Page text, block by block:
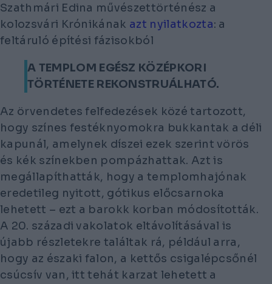
Szathmári Edina művészettörténész a
kolozsvári Krónikának azt nyilatkozta: a
feltáruló építési fázisokból
A TEMPLOM EGÉSZ KÖZÉPKORI
TÖRTÉNETE REKONSTRUÁLHATÓ.
Az örvendetes felfedezések közé tartozott,
hogy színes festéknyomokra bukkantak a déli
kapunál, amelynek díszei ezek szerint vörös
és kék színekben pompázhattak. Azt is
megállapíthatták, hogy a templomhajónak
eredetileg nyitott, gótikus előcsarnoka
lehetett – ezt a barokk korban módosították.
A 20. századi vakolatok eltávolításával is
újabb részletekre találtak rá, például arra,
hogy az északi falon, a kettős csigalépcsőnél
csúcsív van, itt tehát karzat lehetett a